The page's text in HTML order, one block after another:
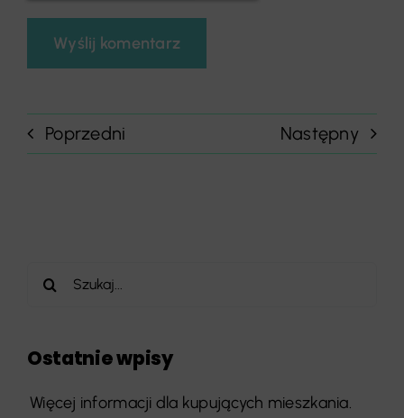
Poprzedni Następny
Szukaj
Ostatnie wpisy
Więcej informacji dla kupujących mieszkania.